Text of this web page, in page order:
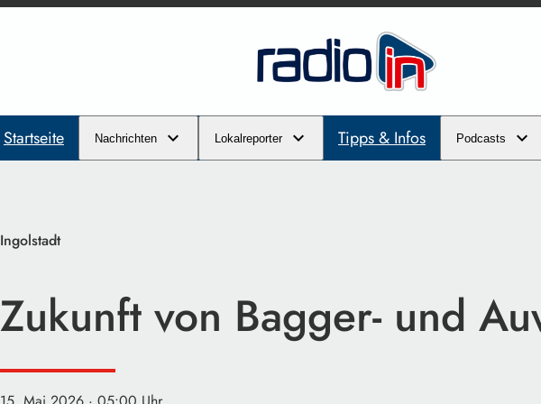
Startseite Nachrichten Lokalreporter Tipps & Infos Podcasts
Ingolstadt
Zukunft von Bagger- und